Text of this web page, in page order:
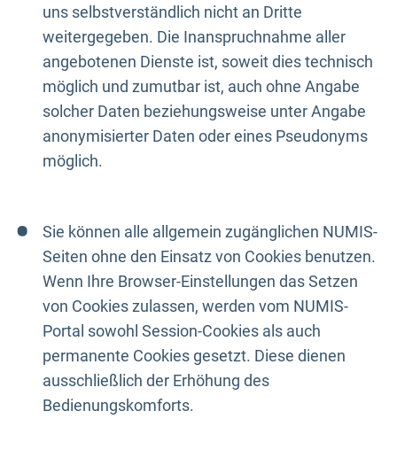
uns selbstverständlich nicht an Dritte
weitergegeben. Die Inanspruchnahme aller
angebotenen Dienste ist, soweit dies technisch
möglich und zumutbar ist, auch ohne Angabe
solcher Daten beziehungsweise unter Angabe
anonymisierter Daten oder eines Pseudonyms
möglich.
Sie können alle allgemein zugänglichen NUMIS-
Seiten ohne den Einsatz von Cookies benutzen.
Wenn Ihre Browser-Einstellungen das Setzen
von Cookies zulassen, werden vom NUMIS-
Portal sowohl Session-Cookies als auch
permanente Cookies gesetzt. Diese dienen
ausschließlich der Erhöhung des
Bedienungskomforts.